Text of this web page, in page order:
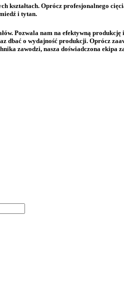
Oprócz profesjonalnego
i tytan.
Pozwala nam na efektywną
dbać o wydajność produkcji. Oprócz
zawodzi, nasza doświadczona ekipa